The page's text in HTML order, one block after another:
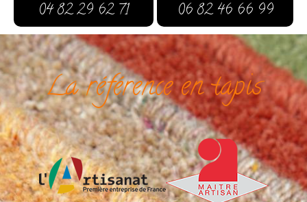
04 82 29 62 71 06 82 46 66 99
La référence en tapis